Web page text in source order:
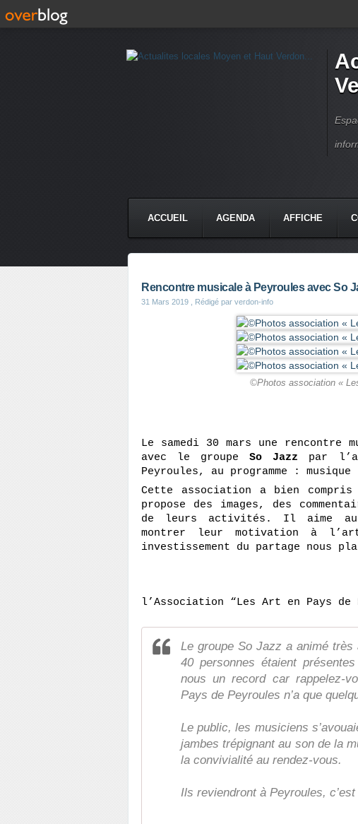
ACCUEIL AGENDA AFFICHE
Rencontre musicale à Peyroules avec So
31 Mars 2019 , Rédigé par verdon-info
©Photos association «
Le samedi 30 mars une rencontre
avec le groupe So Jazz par
Peyroules, au programme :
Cette association a bien
propose des images, des
de leurs activités. Il aime
montrer leur motivation à
investissement du partage nous
l’Association “Les Art en Pays de
Le groupe So Jazz a animé très
40 personnes étaient
nous un record car rappelez-
Pays de Peyroules n’a que
Le public, les musiciens
jambes trépignant au son de la
la convivialité au rendez-vous.
Ils reviendront à Peyroules,